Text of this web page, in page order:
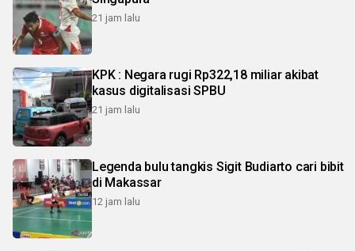
21 jam lalu
KPK : Negara rugi Rp322,18 miliar akibat
kasus digitalisasi SPBU
21 jam lalu
Legenda bulu tangkis Sigit Budiarto cari bibit
di Makassar
12 jam lalu